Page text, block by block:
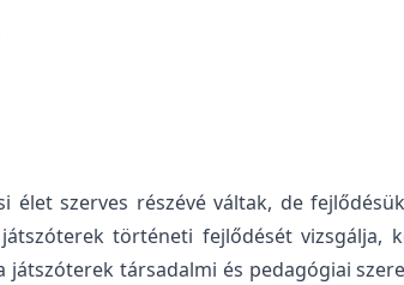
élet szerves részévé váltak, de
történeti fejlődését
játszóterek társadalmi és pedagógiai